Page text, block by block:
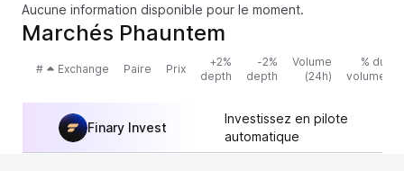
Aucune information disponible pour le moment.
Marchés Phauntem
# Exchange Paire Prix
+2%
depth
-2%
depth
Volume
(24h)
% du
volume
Finary Invest
Investissez en pilote
automatique